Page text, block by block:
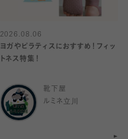
2026.08.06
ヨガやピラティスにおすすめ！フィッ
トネス特集！
靴下屋
ルミネ立川